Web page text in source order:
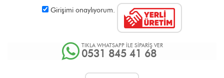
Girişimi onaylıyorum.
TIKLA WHATSAPP İLE SİPARİŞ VER
0531 845 41 68